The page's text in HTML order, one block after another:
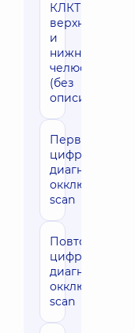
КЛКТ
верхняя
и
нижняя
челюсть
(без
описи)
Первичная
цифровая
диагностика
окклюзии T-
scan
Повторная
цифровая
диагностика
окклюзии T-
scan